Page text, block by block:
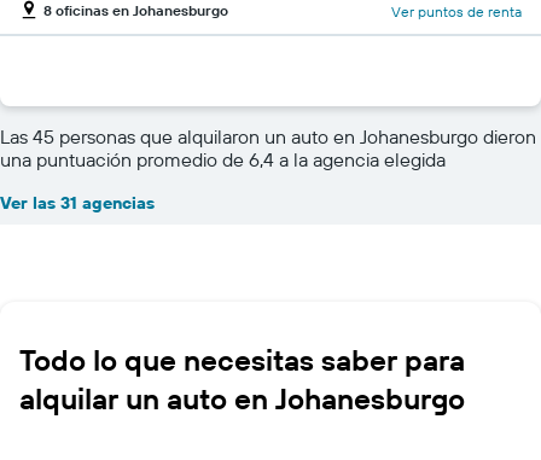
8 oficinas en Johanesburgo Ver puntos de renta
Las 45 personas que alquilaron un auto en Johanesburgo dieron
una puntuación promedio de 6,4 a la agencia elegida
Ver las 31 agencias
Todo lo que necesitas saber para
alquilar un auto en Johanesburgo